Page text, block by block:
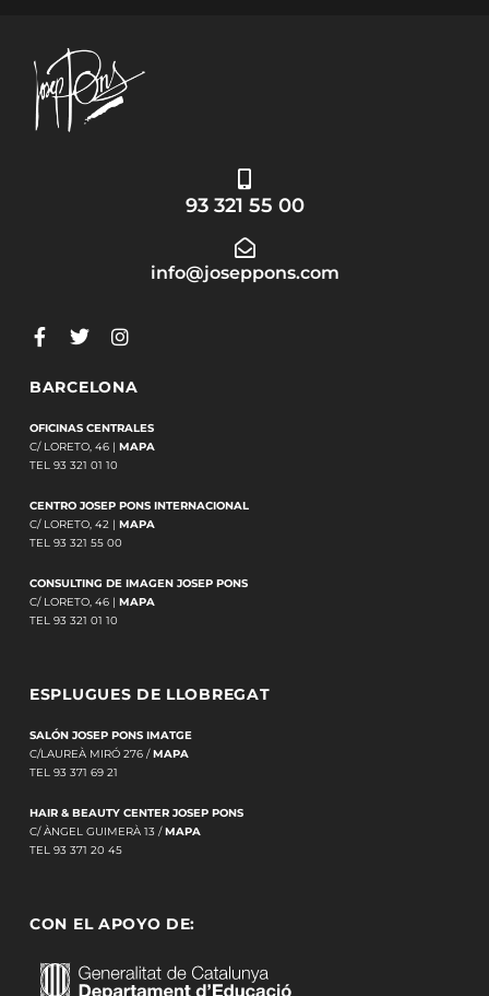
93 321 55 00
info@joseppons.com
BARCELONA
OFICINAS CENTRALES
C/ LORETO, 46 | MAPA
TEL 93 321 01 10
CENTRO JOSEP PONS INTERNACIONAL
C/ LORETO, 42 | MAPA
TEL 93 321 55 00
CONSULTING DE IMAGEN JOSEP PONS
C/ LORETO, 46 | MAPA
TEL 93 321 01 10
ESPLUGUES DE LLOBREGAT
SALÓN JOSEP PONS IMATGE
C/LAUREÀ MIRÓ 276 /MAPA
TEL 93 371 69 21
HAIR & BEAUTY CENTER JOSEP PONS
C/ ÀNGEL GUIMERÀ 13 /MAPA
TEL 93 371 20 45
CON EL APOYO DE: